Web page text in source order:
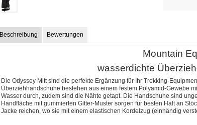
Beschreibung Bewertungen
Mountain
wasserdichte
Die Odyssey Mitt sind die perfekte Ergänzung für Ihr Trekking-
Überziehhandschuhe bestehen aus einem festem Polyamid-Gewebe
Wasser durch, zudem sind die Nähte getapt. Die Handschuhe sind
Handfläche mit gummierten Gitter-Muster sorgen für besten Halt an
Jacke reichen, wo sie mit einem elastischen Kordelzug (einhändig